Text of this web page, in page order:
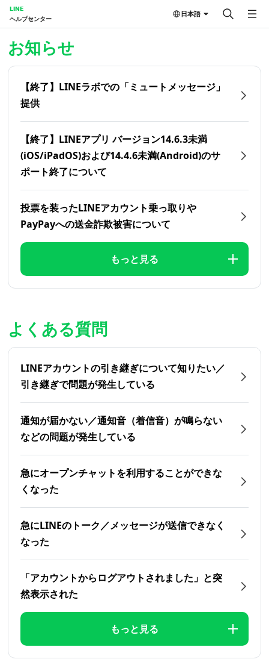
LINE
ヘルプセンター
日本語
お知らせ
【終了】LINEラボでの「ミュートメッセージ」
提供
【終了】LINEアプリ バージョン14.6.3未満
(iOS/iPadOS)および14.4.6未満(Android)のサ
ポート終了について
投票を装ったLINEアカウント乗っ取りや
PayPayへの送金詐欺被害について
もっと見る
よくある質問
LINEアカウントの引き継ぎについて知りたい／
引き継ぎで問題が発生している
通知が届かない／通知音（着信音）が鳴らない
などの問題が発生している
急にオープンチャットを利用することができな
くなった
急にLINEのトーク／メッセージが送信できなく
なった
「アカウントからログアウトされました」と突
然表示された
もっと見る